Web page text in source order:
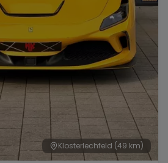
Klosterlechfeld (49 km)